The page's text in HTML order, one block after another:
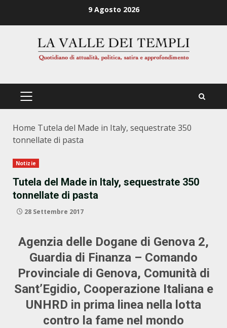
9 Agosto 2026
PRIMÄRES
Home Tutela del Made in Italy, sequestrate 350
tonnellate di pasta
Notizie
Tutela del Made in Italy, sequestrate 350
tonnellate di pasta
28 Settembre 2017
Agenzia delle Dogane di Genova 2,
Guardia di Finanza – Comando
Provinciale di Genova, Comunità di
Sant’Egidio, Cooperazione Italiana e
UNHRD in prima linea nella lotta
contro la fame nel mondo